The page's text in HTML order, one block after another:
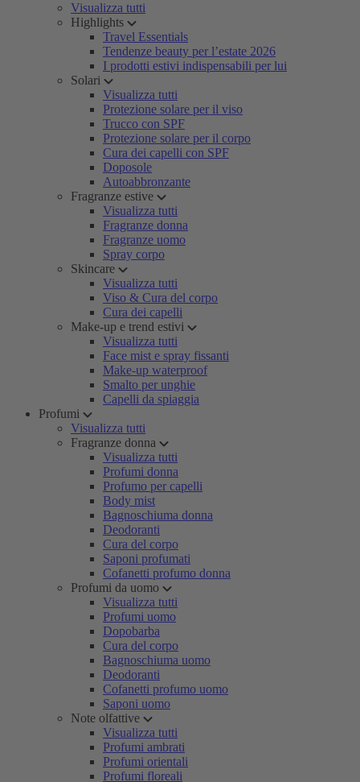
Visualizza tutti
Highlights
Travel Essentials
Tendenze beauty per l’estate 2026
I prodotti estivi indispensabili per lui
Solari
Visualizza tutti
Protezione solare per il viso
Trucco con SPF
Protezione solare per il corpo
Cura dei capelli con SPF
Doposole
Autoabbronzante
Fragranze estive
Visualizza tutti
Fragranze donna
Fragranze uomo
Spray corpo
Skincare
Visualizza tutti
Viso & Cura del corpo
Cura dei capelli
Make-up e trend estivi
Visualizza tutti
Face mist e spray fissanti
Make-up waterproof
Smalto per unghie
Capelli da spiaggia
Profumi
Visualizza tutti
Fragranze donna
Visualizza tutti
Profumi donna
Profumo per capelli
Body mist
Bagnoschiuma donna
Deodoranti
Cura del corpo
Saponi profumati
Cofanetti profumo donna
Profumi da uomo
Visualizza tutti
Profumi uomo
Dopobarba
Cura del corpo
Bagnoschiuma uomo
Deodoranti
Cofanetti profumo uomo
Saponi uomo
Note olfattive
Visualizza tutti
Profumi ambrati
Profumi orientali
Profumi floreali